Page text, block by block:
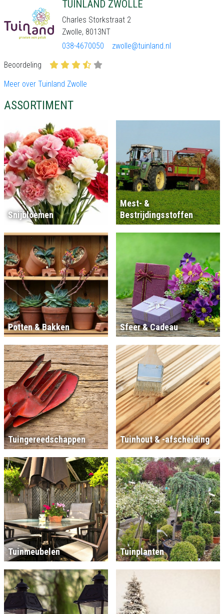
TUINLAND ZWOLLE
Charles Storkstraat 2
Zwolle, 8013NT
038-4670050
zwolle@tuinland.nl
Beoordeling
Meer over Tuinland Zwolle
ASSORTIMENT
Snijbloemen
Mest- &
Bestrijdingsstoffen
Potten & Bakken Sfeer & Cadeau
Tuingereedschappen Tuinhout & -afscheiding
Tuinmeubelen Tuinplanten